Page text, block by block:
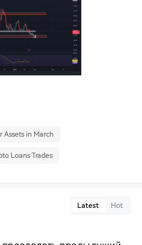
Assets in March
Loans Trades
Latest Hot